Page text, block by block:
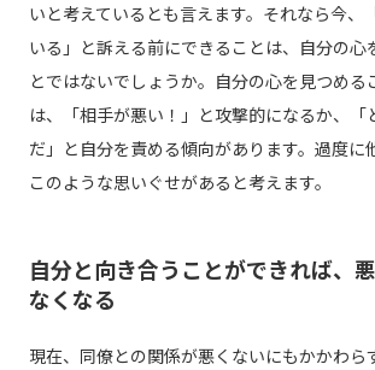
いと考えているとも言えます。それなら今、
いる」と訴える前にできることは、自分の心
とではないでしょうか。自分の心を見つめる
は、「相手が悪い！」と攻撃的になるか、「
だ」と自分を責める傾向があります。過度に
このような思いぐせがあると考えます。
自分と向き合うことができれば、
なくなる
現在、同僚との関係が悪くないにもかかわら